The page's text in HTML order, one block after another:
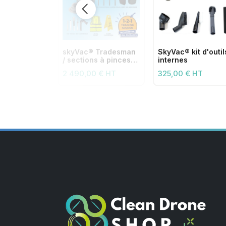
skyVac® Tradesman
/ sections à pinces
2 490,00 € HT
SkyVac® kit
internes
325,00 € HT